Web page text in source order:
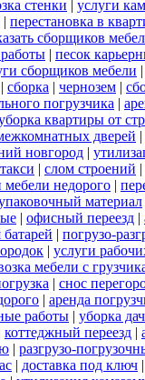
стенки | услуги
| перестановка в
сборщиков
| песок
сборщиков мебели
| сборка | чернозем |
погрузчика |
квартиры от
дверей |
новгород |
| слом строений |
недорого |
материал
| офисный переезд |
| погрузо-
| услуги
мебели с
| снос
| аренда
работы | уборка
коттеджный переезд |
| разгрузо-
| доставка под ключ